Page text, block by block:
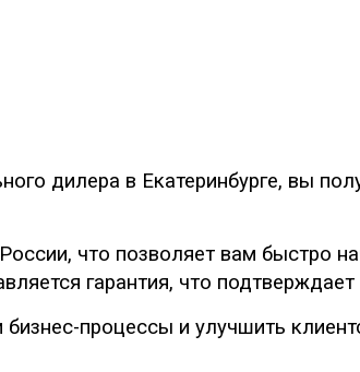
дилера в Екатеринбурге, вы
что позволяет вам быстро
гарантия, что
процессы и улучшить